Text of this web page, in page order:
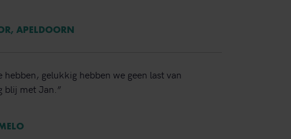
APELDOORN
gelukkig hebben we geen last van
blij met Jan.”